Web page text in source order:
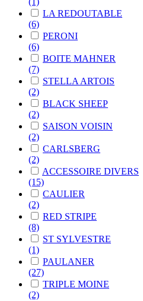
LA REDOUTABLE
(6)
PERONI
(6)
BOITE MAHNER
(7)
STELLA ARTOIS
(2)
BLACK SHEEP
(2)
SAISON VOISIN
(2)
CARLSBERG
(2)
ACCESSOIRE DIVERS
(15)
CAULIER
(2)
RED STRIPE
(8)
ST SYLVESTRE
(1)
PAULANER
(27)
TRIPLE MOINE
(2)